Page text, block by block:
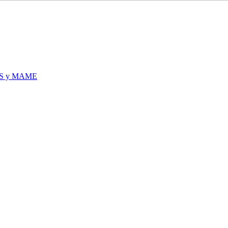
y MAME